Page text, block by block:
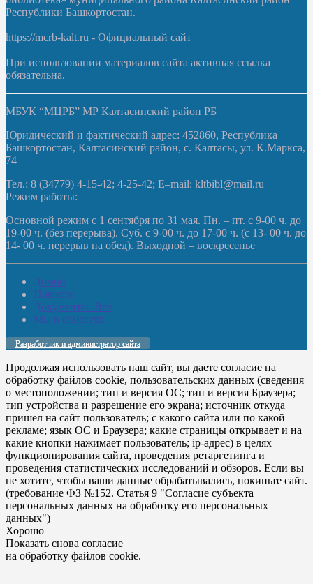
Республики Башкортостан.
https://mcrb-kalt.ru - Официальный сайт
При использовании материалов сайта активная ссылка
обязательна.
МБУК “МЦРБ” МР Калтасинский район РБ
Юридический и фактический адрес: 452860, Республика
Башкортостан, Калтасинский район, с. Калтасы, ул. К.Маркса,
74
Тел.: 8 (34779) 4-15-42; 4-25-42; E–mail: kltbibl@mail.ru
Режим работы:
Основной режим с 1 сентября по 31 мая. Пн. – пт. с 9-00 ч. до
19-00 ч. (без перерыва). Суб. с 9-00 ч. до 17-00 ч. (с 13- 00 ч. до
14- 00 ч. перерыв на обед). Выходной – воскресенье
Домой
Новости
Документы. Все
Мы в соцсетях
Разработчик и администратор сайта
Продолжая использовать наш сайт, вы даете согласие на
обработку файлов cookie, пользовательских данных (сведения
о местоположении; тип и версия ОС; тип и версия Браузера;
тип устройства и разрешение его экрана; источник откуда
пришел на сайт пользователь; с какого сайта или по какой
рекламе; язык ОС и Браузера; какие страницы открывает и на
какие кнопки нажимает пользователь; ip-адрес) в целях
функционирования сайта, проведения ретаргетинга и
проведения статистических исследований и обзоров. Если вы
не хотите, чтобы ваши данные обрабатывались, покиньте сайт.
(требование ФЗ №152. Статья 9 "Согласие субъекта
персональных данных на обработку его персональных
данных")
Хорошо
Показать снова согласие
на обработку файлов cookie.